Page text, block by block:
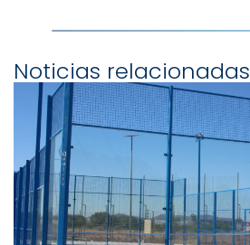
Noticias relacionadas